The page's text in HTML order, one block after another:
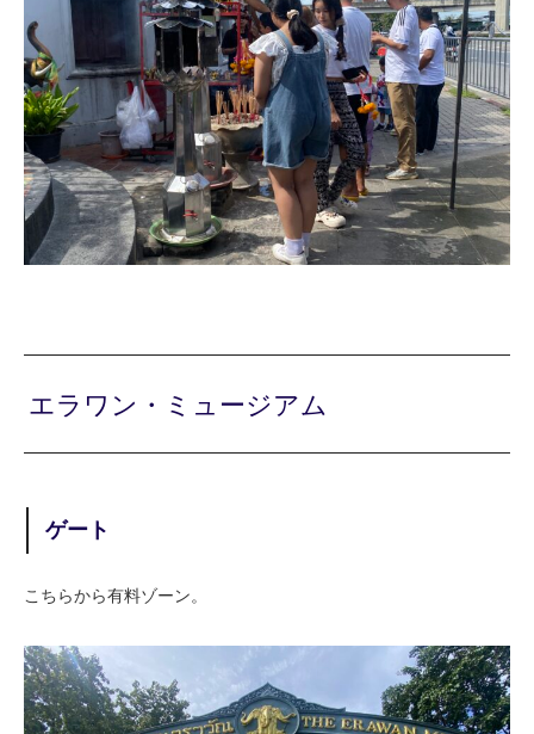
エラワン・ミュージアム
ゲート
こちらから有料ゾーン。